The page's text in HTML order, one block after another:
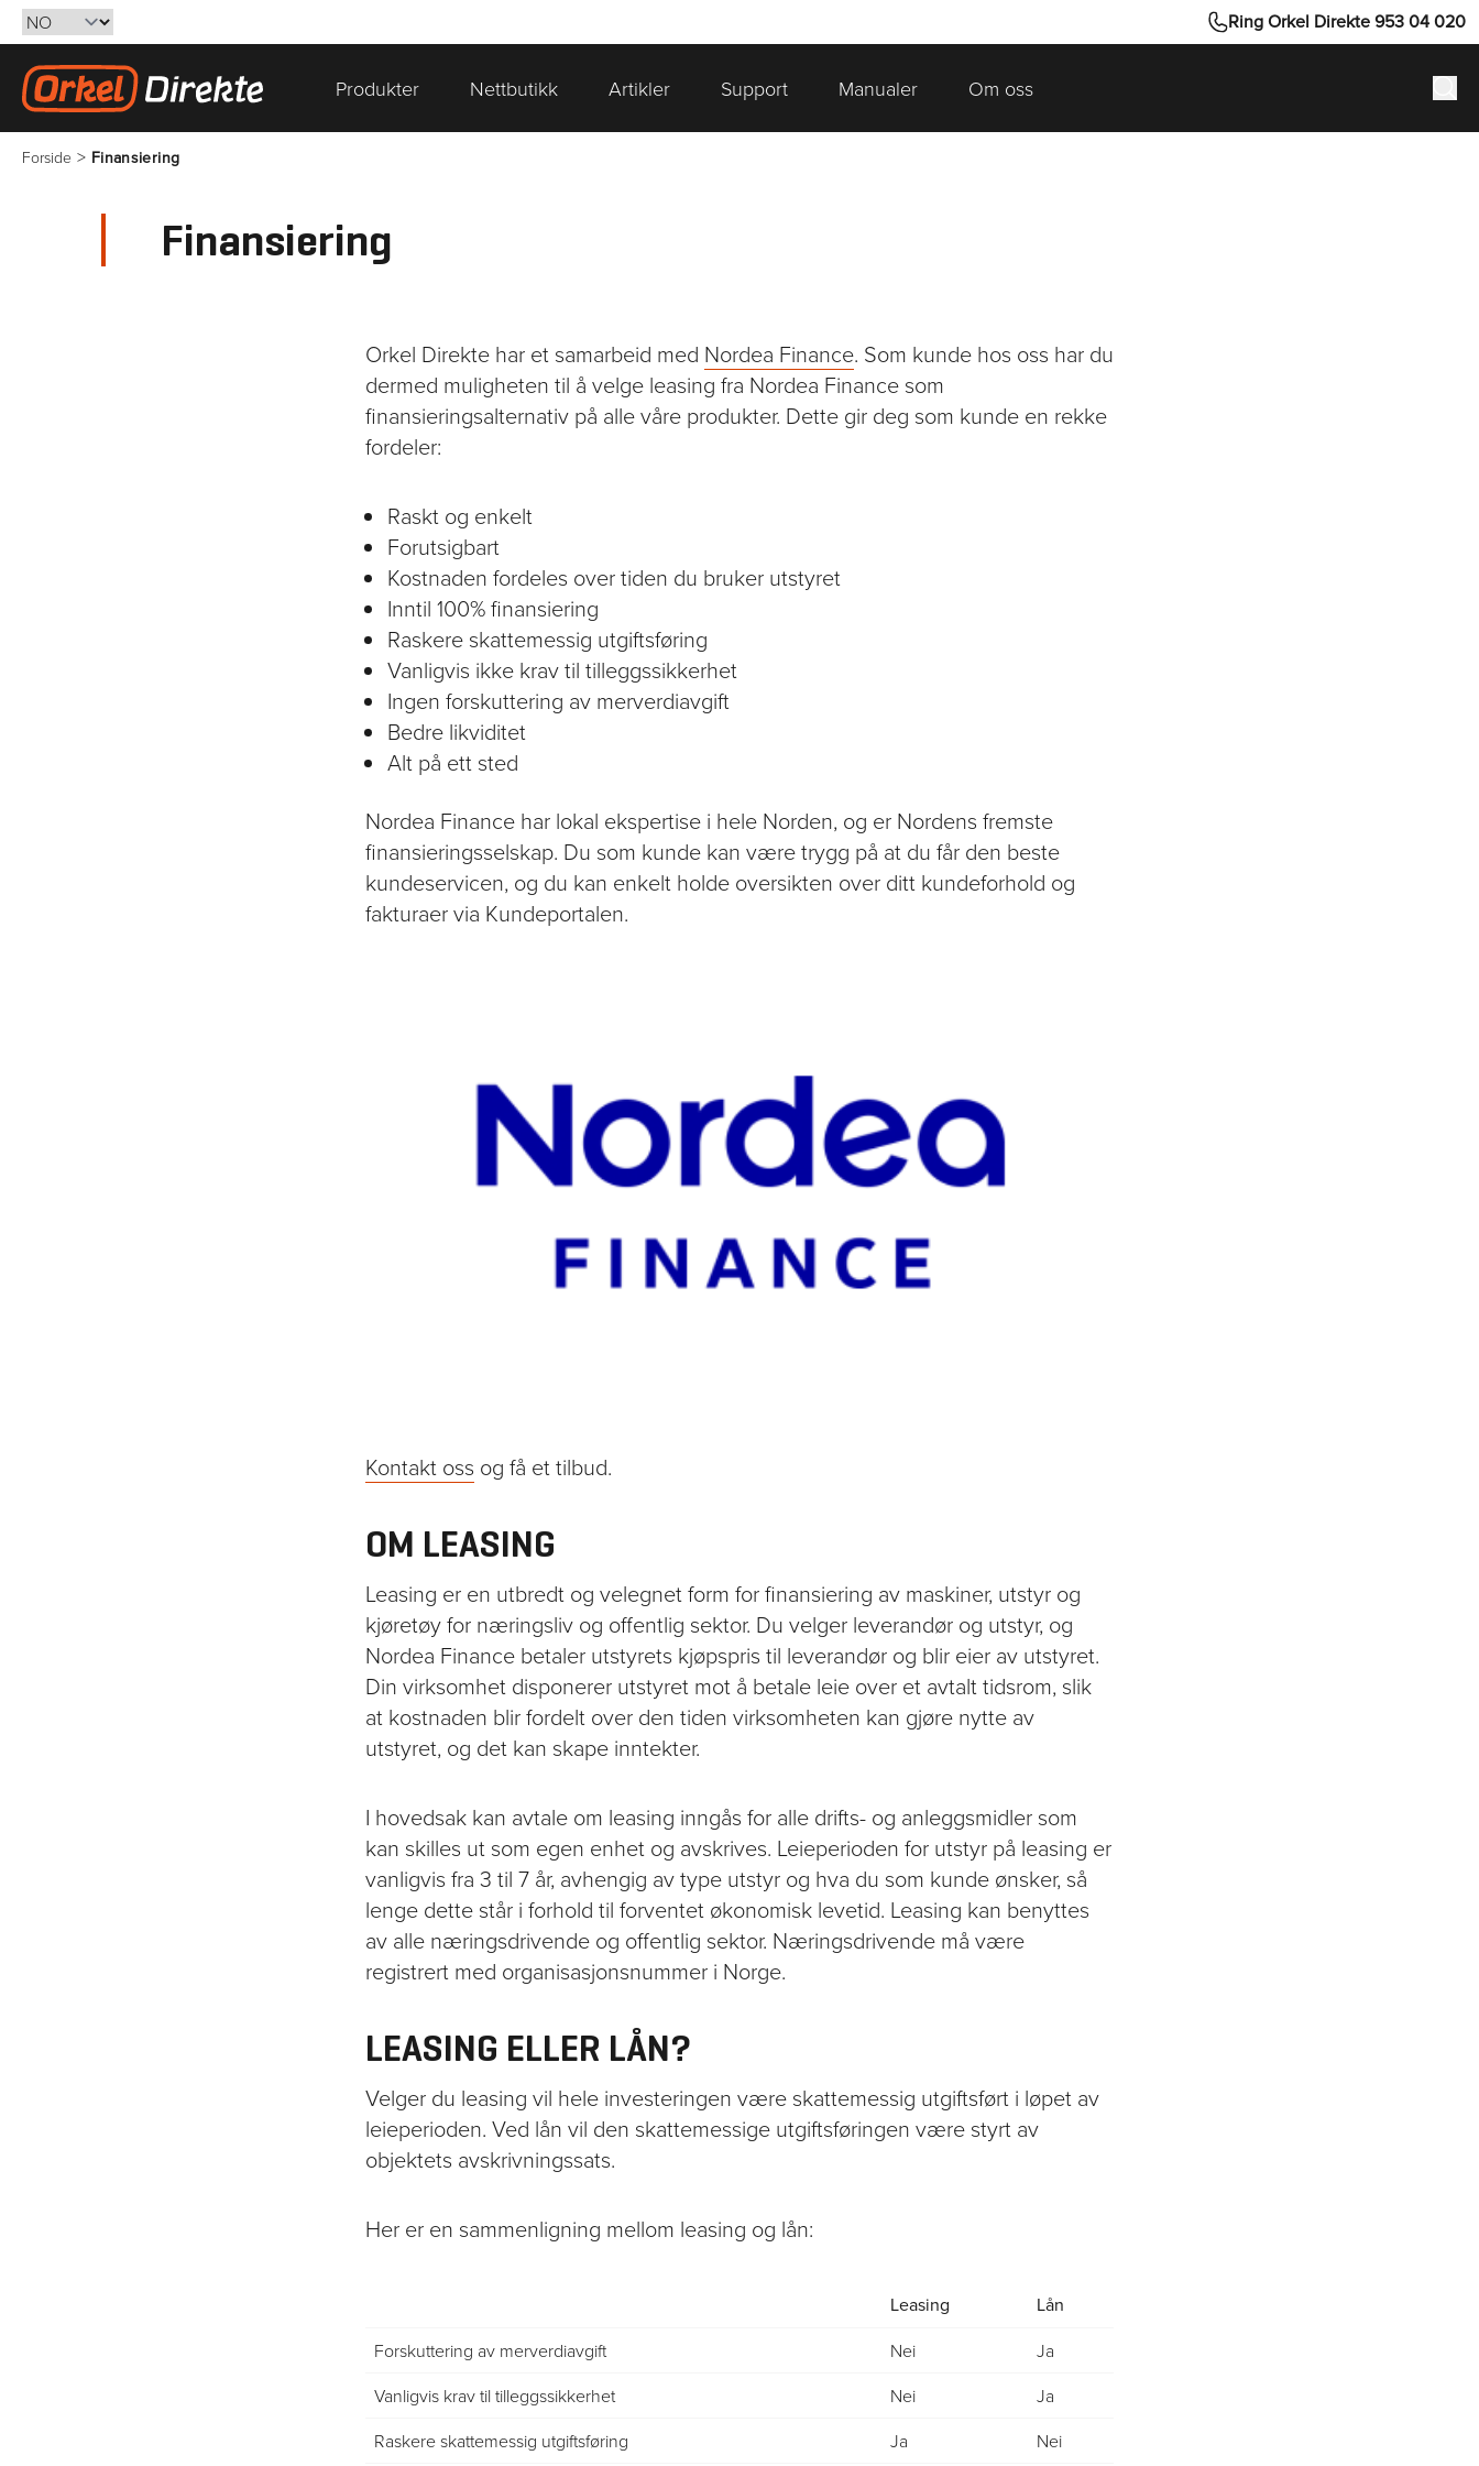
Hopp til innhold Ring Orkel Direkte 953 04 020
Produkter Nettbutikk Artikler Support Manualer Om oss
Forside > Finansiering
Finansiering
Orkel Direkte har et samarbeid med Nordea Finance. Som kunde hos oss har du
dermed muligheten til å velge leasing fra Nordea Finance som
finansieringsalternativ på alle våre produkter. Dette gir deg som kunde en rekke
fordeler:
Raskt og enkelt
Forutsigbart
Kostnaden fordeles over tiden du bruker utstyret
Inntil 100% finansiering
Raskere skattemessig utgiftsføring
Vanligvis ikke krav til tilleggssikkerhet
Ingen forskuttering av merverdiavgift
Bedre likviditet
Alt på ett sted
Nordea Finance har lokal ekspertise i hele Norden, og er Nordens fremste
finansieringsselskap. Du som kunde kan være trygg på at du får den beste
kundeservicen, og du kan enkelt holde oversikten over ditt kundeforhold og
fakturaer via Kundeportalen.
Kontakt oss og få et tilbud.
OM LEASING
Leasing er en utbredt og velegnet form for finansiering av maskiner, utstyr og
kjøretøy for næringsliv og offentlig sektor. Du velger leverandør og utstyr, og
Nordea Finance betaler utstyrets kjøpspris til leverandør og blir eier av utstyret.
Din virksomhet disponerer utstyret mot å betale leie over et avtalt tidsrom, slik
at kostnaden blir fordelt over den tiden virksomheten kan gjøre nytte av
utstyret, og det kan skape inntekter.
I hovedsak kan avtale om leasing inngås for alle drifts- og anleggsmidler som
kan skilles ut som egen enhet og avskrives. Leieperioden for utstyr på leasing er
vanligvis fra 3 til 7 år, avhengig av type utstyr og hva du som kunde ønsker, så
lenge dette står i forhold til forventet økonomisk levetid. Leasing kan benyttes
av alle næringsdrivende og offentlig sektor. Næringsdrivende må være
registrert med organisasjonsnummer i Norge.
LEASING ELLER LÅN?
Velger du leasing vil hele investeringen være skattemessig utgiftsført i løpet av
leieperioden. Ved lån vil den skattemessige utgiftsføringen være styrt av
objektets avskrivningssats.
Her er en sammenligning mellom leasing og lån:
Leasing Lån
Forskuttering av merverdiavgift Nei
Ja
Vanligvis krav til tilleggssikkerhet
Nei
Ja
Raskere skattemessig utgiftsføring
Ja Nei